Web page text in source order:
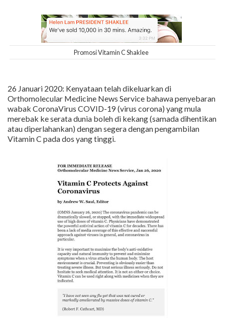
Promosi Vitamin C Shaklee
26 Januari 2020: Kenyataan telah dikeluarkan di
Orthomolecular Medicine News Service bahawa penyebaran
wabak CoronaVirus COVID-19 (virus corona) yang mula
merebak ke serata dunia boleh di kekang (samada dihentikan
atau diperlahankan) dengan segera dengan pengambilan
Vitamin C pada dos yang tinggi.